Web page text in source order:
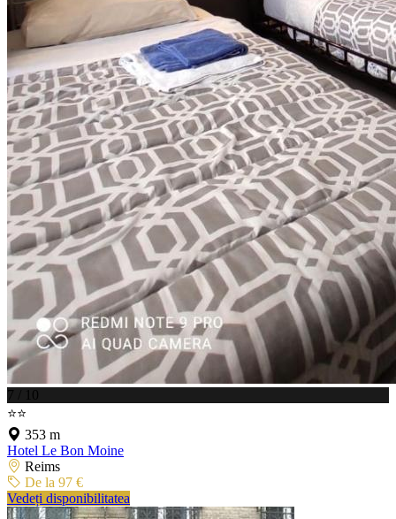
7 / 10
⭐⭐
353 m
Hotel Le Bon Moine
Reims
De la 97 €
Vedeți disponibilitatea